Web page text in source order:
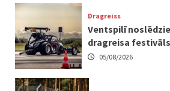
Dragreiss
Ventspilī
dragreisa festivāls
05/08/2026